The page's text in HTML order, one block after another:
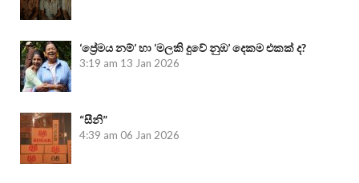
‘ප්‍රේමය නම්’ හා ‘මලකි දුවේ නුඹ’ දෙකම එකක් ද?
3:19 am 13 Jan 2026
“සීනි”
4:39 am 06 Jan 2026